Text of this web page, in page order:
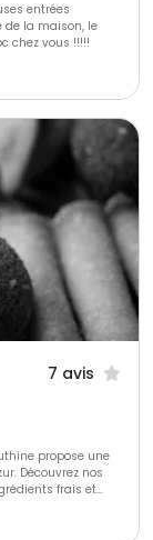
entrées
de la maison, le
chez vous !!!!!
7 avis
propose une
Découvrez nos
frais et
privés,
expérience